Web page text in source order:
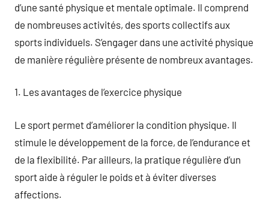
d’une santé physique et mentale optimale. Il comprend
de nombreuses activités, des sports collectifs aux
sports individuels. S’engager dans une activité physique
de manière régulière présente de nombreux avantages.
1. Les avantages de l’exercice physique
Le sport permet d’améliorer la condition physique. Il
stimule le développement de la force, de l’endurance et
de la flexibilité. Par ailleurs, la pratique régulière d’un
sport aide à réguler le poids et à éviter diverses
affections.